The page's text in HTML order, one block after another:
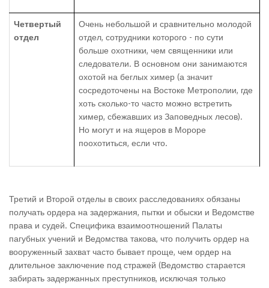
Четвертый
отдел
Очень небольшой и сравнительно молодой
отдел, сотрудники которого - по сути
больше охотники, чем священники или
следователи. В основном они занимаются
охотой на беглых химер (а значит
сосредоточены на Востоке Метрополии, где
хоть сколько-то часто можно встретить
химер, сбежавших из Заповедных лесов).
Но могут и на ящеров в Мороре
поохотиться, если что.
Третий и Второй отделы в своих расследованиях обязаны
получать ордера на задержания, пытки и обыски и Ведомстве
права и судей. Специфика взаимоотношений Палаты
пагубных учений и Ведомства такова, что получить ордер на
вооруженный захват часто бывает проще, чем ордер на
длительное заключение под стражей (Ведомство старается
забирать задержанных преступников, исключая только